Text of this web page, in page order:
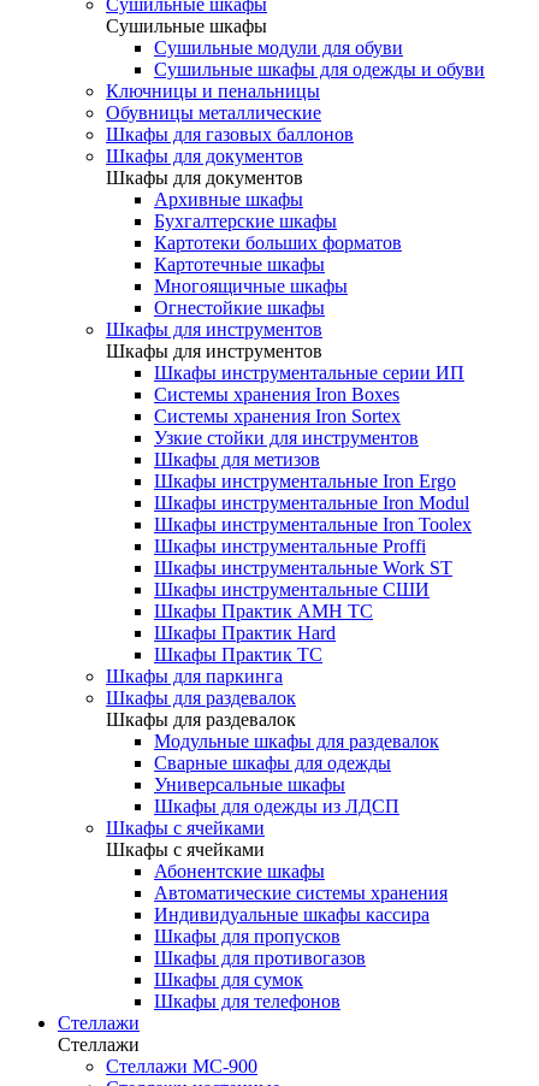
Cушильные шкафы
Cушильные шкафы
Сушильные модули для обуви
Сушильные шкафы для одежды и обуви
Ключницы и пенальницы
Обувницы металлические
Шкафы для газовых баллонов
Шкафы для документов
Шкафы для документов
Архивные шкафы
Бухгалтерские шкафы
Картотеки больших форматов
Картотечные шкафы
Многоящичные шкафы
Огнестойкие шкафы
Шкафы для инструментов
Шкафы для инструментов
Шкафы инструментальные серии ИП
Системы хранения Iron Boxes
Системы хранения Iron Sortex
Узкие стойки для инструментов
Шкафы для метизов
Шкафы инструментальные Iron Ergo
Шкафы инструментальные Iron Modul
Шкафы инструментальные Iron Toolex
Шкафы инструментальные Proffi
Шкафы инструментальные Work ST
Шкафы инструментальные СШИ
Шкафы Практик AMH TC
Шкафы Практик Hard
Шкафы Практик TC
Шкафы для паркинга
Шкафы для раздевалок
Шкафы для раздевалок
Модульные шкафы для раздевалок
Сварные шкафы для одежды
Универсальные шкафы
Шкафы для одежды из ЛДСП
Шкафы с ячейками
Шкафы с ячейками
Абонентские шкафы
Автоматические системы хранения
Индивидуальные шкафы кассира
Шкафы для пропусков
Шкафы для противогазов
Шкафы для сумок
Шкафы для телефонов
Стеллажи
Стеллажи
Стеллажи МС-900